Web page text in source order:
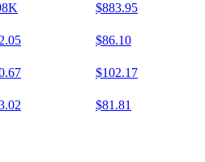
$883.95
$86.10
$102.17
$81.81